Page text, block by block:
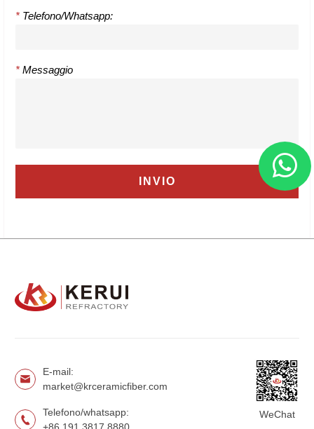
* Telefono/Whatsapp:
* Messaggio
E-mail:
market@krceramicfiber.com
Telefono/whatsapp:
WeChat